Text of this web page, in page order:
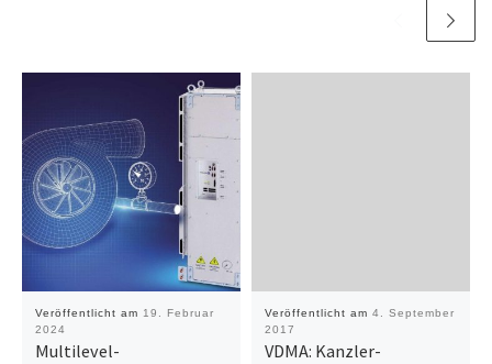
Veröffentlicht am 19. Februar
2024
Multilevel-
Veröffentlicht am 4. September
2017
VDMA: Kanzler-